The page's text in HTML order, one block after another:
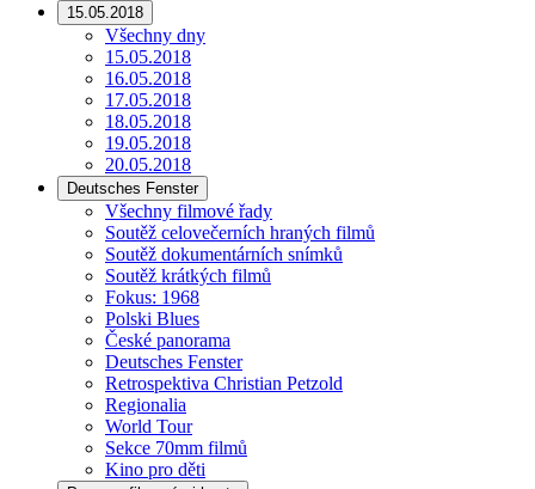
15.05.2018
Všechny dny
15.05.2018
16.05.2018
17.05.2018
18.05.2018
19.05.2018
20.05.2018
Deutsches Fenster
Všechny filmové řady
Soutěž celovečerních hraných filmů
Soutěž dokumentárních snímků
Soutěž krátkých filmů
Fokus: 1968
Polski Blues
České panorama
Deutsches Fenster
Retrospektiva Christian Petzold
Regionalia
World Tour
Sekce 70mm filmů
Kino pro děti